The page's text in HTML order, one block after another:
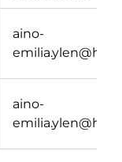
aino-
emilia.ylen@hjk.fi
aino-
emilia.ylen@hjk.fi